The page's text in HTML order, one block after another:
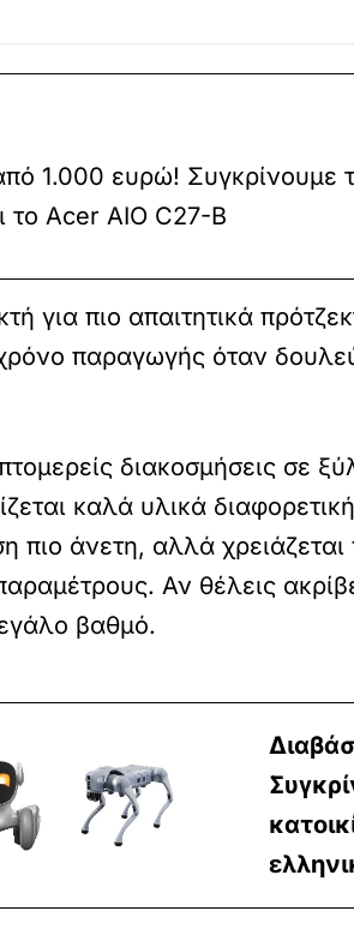
1.000 ευρώ! Συγκρίνουμε
το Acer AIO C27-B
για πιο απαιτητικά
παραγωγής όταν
διακοσμήσεις σε
καλά υλικά
άνετη, αλλά χρειάζεται
Αν θέλεις
βαθμό.